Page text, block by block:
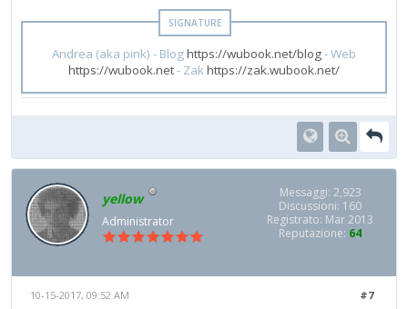
Andrea (aka pink) - Bloghttps://wubook.net/blog- Web
https://wubook.net- Zakhttps://zak.wubook.net/
yellow
Administrator
Messaggi: 2,923
Discussioni: 160
Registrato: Mar 2013
Reputazione: 64
#7
10-15-2017, 09:52 AM